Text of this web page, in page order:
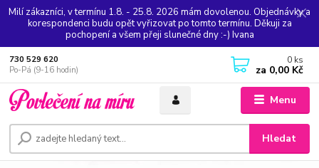
Milí zákazníci, v termínu 1.8. - 25.8. 2026 mám dovolenou. Objednávky a
korespondenci budu opět vyřizovat po tomto termínu. Děkuji za
pochopení a všem přeji slunečné dny :-) Ivana
Menu
Hledat
730 529 620
Po-Pá (9-16 hodin)
0 ks
za 0,00 Kč